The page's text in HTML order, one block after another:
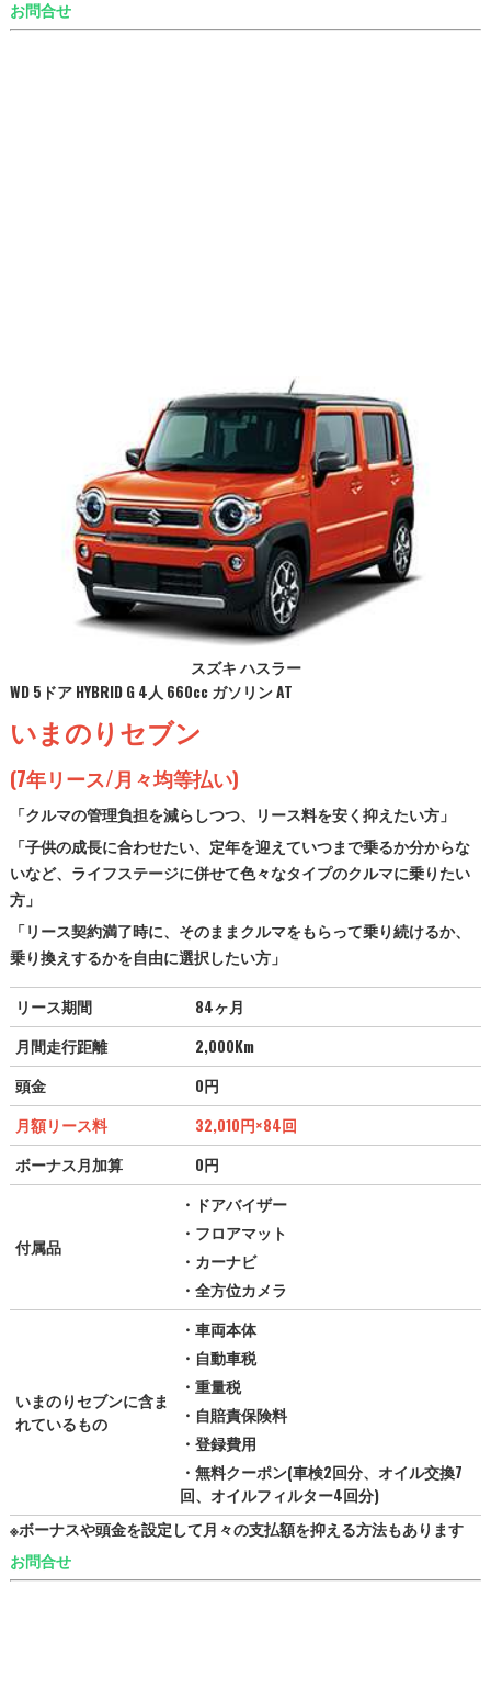
お問合せ
スズキ ハスラー
WD 5ドア HYBRID G 4人 660cc ガソリン AT
いまのりセブン
(7年リース/月々均等払い)
「クルマの管理負担を減らしつつ、リース料を安く抑えたい方」
「子供の成長に合わせたい、定年を迎えていつまで乗るか分からな
いなど、ライフステージに併せて色々なタイプのクルマに乗りたい
方」
「リース契約満了時に、そのままクルマをもらって乗り続けるか、
乗り換えするかを自由に選択したい方」
リース期間
84ヶ月
月間走行距離
2,000Km
頭金
0円
月額リース料
32,010円×84回
ボーナス月加算
0円
付属品
・ドアバイザー
・フロアマット
・カーナビ
・全方位カメラ
いまのりセブンに含ま
れているもの
・車両本体
・自動車税
・重量税
・自賠責保険料
・登録費用
・無料クーポン(車検2回分、オイル交換7
回、オイルフィルター4回分)
※ボーナスや頭金を設定して月々の支払額を抑える方法もあります
お問合せ